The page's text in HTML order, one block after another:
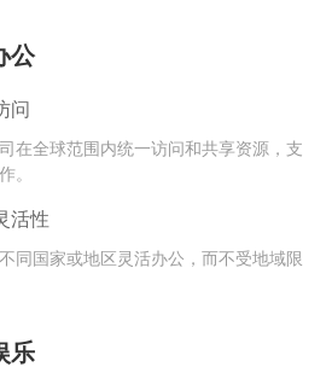
公
问
在全球范围内统一访问和共享资源，支
。
活性
同国家或地区灵活办公，而不受地域限
乐